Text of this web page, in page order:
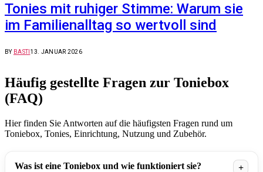
Tonies mit ruhiger Stimme: Warum sie
im Familienalltag so wertvoll sind
BY BASTI 13. JANUAR 2026
Häufig gestellte Fragen zur Toniebox
(FAQ)
Hier finden Sie Antworten auf die häufigsten Fragen rund um
Toniebox, Tonies, Einrichtung, Nutzung und Zubehör.
Was ist eine Toniebox und wie funktioniert sie?